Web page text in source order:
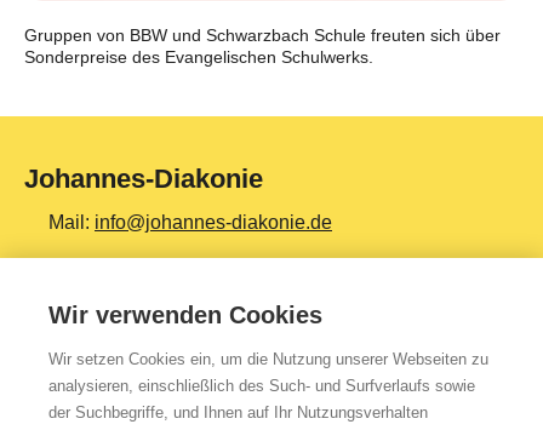
Gruppen von BBW und Schwarzbach Schule freuten sich über
Sonderpreise des Evangelischen Schulwerks.
Johannes-Diakonie
Mail: info@johannes-diakonie.de
Tel:06261 - 88-0
Top Themen
Teilhabe & Assistenz
Wir verwenden Cookies
Wir setzen Cookies ein, um die Nutzung unserer Webseiten zu
analysieren, einschließlich des Such- und Surfverlaufs sowie
der Suchbegriffe, und Ihnen auf Ihr Nutzungsverhalten